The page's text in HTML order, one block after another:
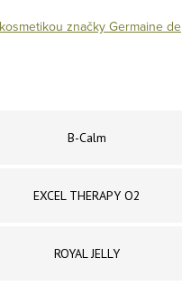
kosmetikou značky Germaine de
B-Calm
EXCEL THERAPY O2
ROYAL JELLY